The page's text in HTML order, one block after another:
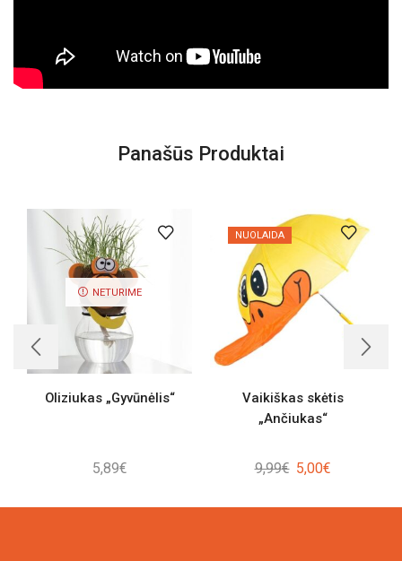
Panašūs Produktai
NETURIME
Oliziukas „Gyvūnėlis“
5,89€
NUOLAIDA
Vaikiškas skėtis
„Ančiukas“
9,99€ Original
was:
5,00€Current
is: